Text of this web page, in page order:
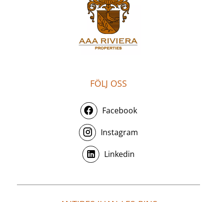
FÖLJ OSS
Facebook
Instagram
Linkedin